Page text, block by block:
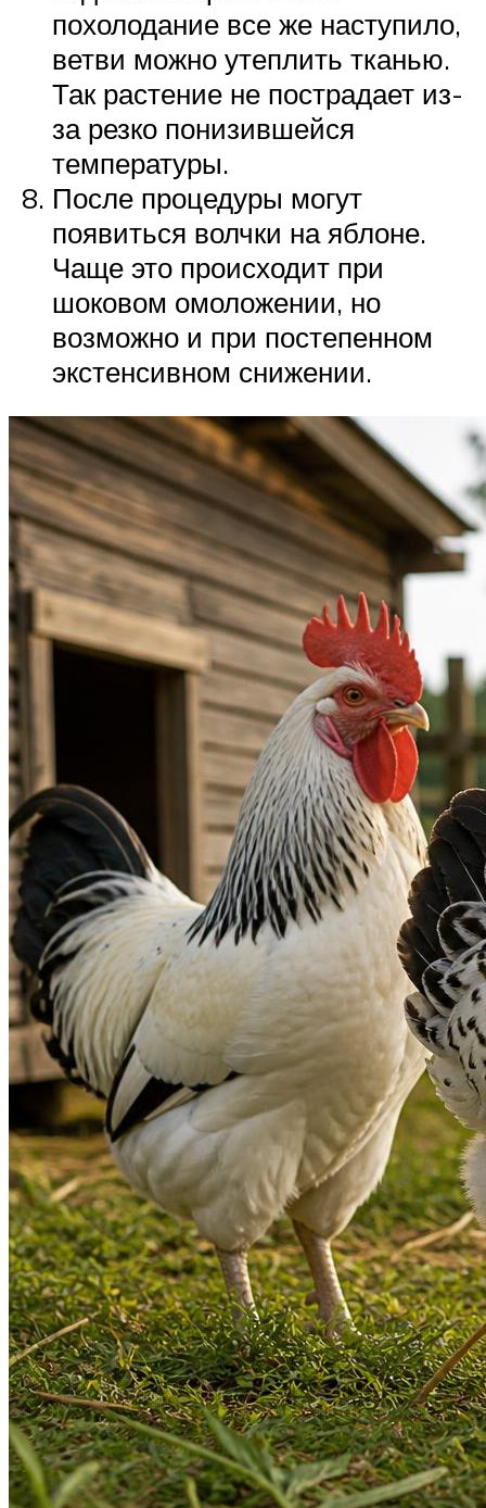
похолодание все же наступило,
ветви можно утеплить тканью.
Так растение не пострадает из-
за резко понизившейся
температуры.
После процедуры могут
появиться волчки на яблоне.
Чаще это происходит при
шоковом омоложении, но
возможно и при постепенном
экстенсивном снижении.